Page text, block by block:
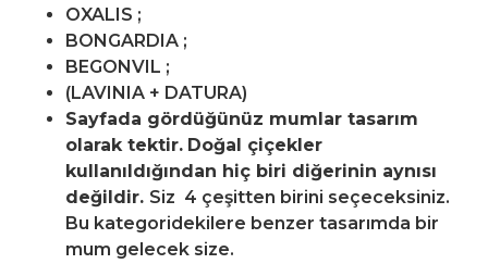
OXALIS ;
BONGARDIA ;
BEGONVIL ;
(LAVINIA + DATURA)
Sayfada gördüğünüz mumlar tasarım
olarak tektir. Doğal çiçekler
kullanıldığından hiç biri diğerinin aynısı
değildir. Siz 4 çeşitten birini seçeceksiniz.
Bu kategoridekilere benzer tasarımda bir
mum gelecek size.